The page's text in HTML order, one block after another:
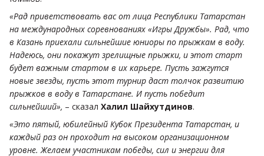
«Рад приветствовать вас от лица Республики Татарстан
на международных соревнованиях «Игры Дружбы». Рад, что
в Казань приехали сильнейшие юниоры по прыжкам в воду.
Надеюсь, они покажут зрелищные прыжки, и этот старт
будет важным стартом в их карьере. Пусть зажгутся
новые звезды, пусть этот турнир даст толчок развитию
прыжков в воду в Татарстане. И пусть победит
сильнейший», – сказал Халил Шайхутдинов.
«Это пятый, юбилейный Кубок Президента Татарстан, и
каждый раз он проходит на высоком организационном
уровне. Желаем участникам победы, сил и энергии для